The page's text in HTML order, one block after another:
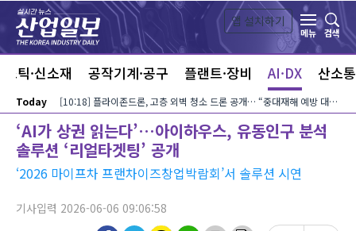
본문 바로가기
앱 설치하기
메뉴
검색
틱·신소재 공작기계·공구 플랜트·장비 AI·DX 산소통
Today [10:18] 플라이존드론, 고층 외벽 청소 드론 공개… “중대재해 예방 대안”
‘AI가 상권 읽는다’…아이하우스, 유동인구 분석
솔루션 ‘리얼타겟팅’ 공개
‘2026 마이프차 프랜차이즈창업박람회’서 솔루션 시연
기사입력 2026-06-06 09:06:58